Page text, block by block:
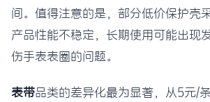
间。值得注意的是，部分低价保护壳
产品性能不稳定，长期使用可能出现
伤手表表圈的问题。
表带品类的差异化最为显著，从5元/